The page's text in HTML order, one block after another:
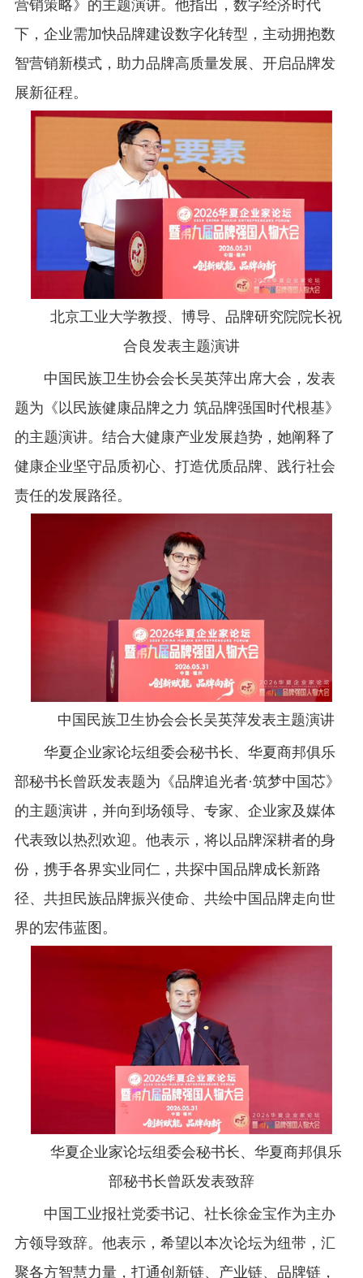
营销策略》的主题演讲。他指出，数字经济时代
下，企业需加快品牌建设数字化转型，主动拥抱数
智营销新模式，助力品牌高质量发展、开启品牌发
展新征程。
北京工业大学教授、博导、品牌研究院院长祝
合良发表主题演讲
中国民族卫生协会会长吴英萍出席大会，发表
题为《以民族健康品牌之力 筑品牌强国时代根基》
的主题演讲。结合大健康产业发展趋势，她阐释了
健康企业坚守品质初心、打造优质品牌、践行社会
责任的发展路径。
中国民族卫生协会会长吴英萍发表主题演讲
华夏企业家论坛组委会秘书长、华夏商邦俱乐
部秘书长曾跃发表题为《品牌追光者·筑梦中国芯》
的主题演讲，并向到场领导、专家、企业家及媒体
代表致以热烈欢迎。他表示，将以品牌深耕者的身
份，携手各界实业同仁，共探中国品牌成长新路
径、共担民族品牌振兴使命、共绘中国品牌走向世
界的宏伟蓝图。
华夏企业家论坛组委会秘书长、华夏商邦俱乐
部秘书长曾跃发表致辞
中国工业报社党委书记、社长徐金宝作为主办
方领导致辞。他表示，希望以本次论坛为纽带，汇
聚各方智慧力量，打通创新链、产业链、品牌链，